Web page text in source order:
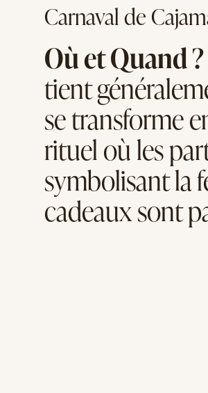
Carnaval de
Où et Quand ?
tient
se transforme
rituel où les
symbolisant la
cadeaux sont